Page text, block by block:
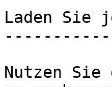
Laden Sie
Nutzen